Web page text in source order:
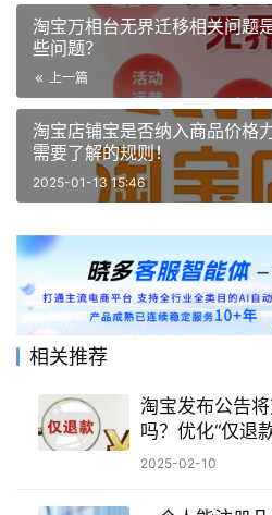
淘宝万相台无界迁移相关问题
些问题？
上一篇
淘宝店铺宝是否纳入商品价格
需要了解的规则！
2025-01-13 15:46
相关推荐
淘宝发布公告
吗？优化“仅退
2025-02-10